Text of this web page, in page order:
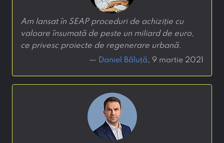
Am lansat în SEAP proceduri de achiziție cu
valoare însumată de peste un miliard de euro,
ce privesc proiecte de regenerare urbană.
— Daniel Băluță, 9 martie 2021